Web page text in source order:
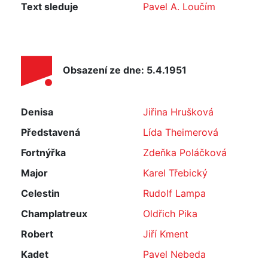
Text sleduje
Pavel A. Loučím
Obsazení ze dne: 5.4.1951
Denisa
Jiřina Hrušková
Představená
Lída Theimerová
Fortnýřka
Zdeňka Poláčková
Major
Karel Třebický
Celestin
Rudolf Lampa
Champlatreux
Oldřich Pika
Robert
Jiří Kment
Kadet
Pavel Nebeda